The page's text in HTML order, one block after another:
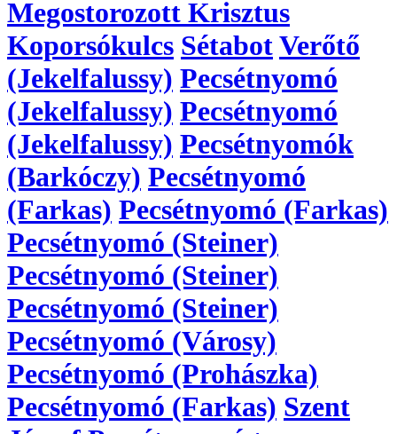
Megostorozott Krisztus
Koporsókulcs SétabotVerőtő
(Jekelfalussy) Pecsétnyomó
(Jekelfalussy) Pecsétnyomó
(Jekelfalussy) Pecsétnyomók
(Barkóczy) Pecsétnyomó
(Farkas) Pecsétnyomó (Farkas)
Pecsétnyomó (Steiner)
Pecsétnyomó (Steiner)
Pecsétnyomó (Steiner)
Pecsétnyomó (Városy)
Pecsétnyomó (Prohászka)
Pecsétnyomó (Farkas) Szent